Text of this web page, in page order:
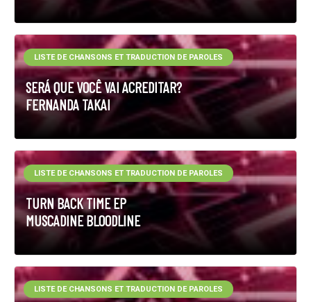
SERÁ QUE VOCÊ VAI ACREDITAR?
FERNANDA TAKAI
LISTE DE CHANSONS ET TRADUCTION DE PAROLES
TURN BACK TIME EP
MUSCADINE BLOODLINE
LISTE DE CHANSONS ET TRADUCTION DE PAROLES
LISTE DE CHANSONS ET TRADUCTION DE PAROLES